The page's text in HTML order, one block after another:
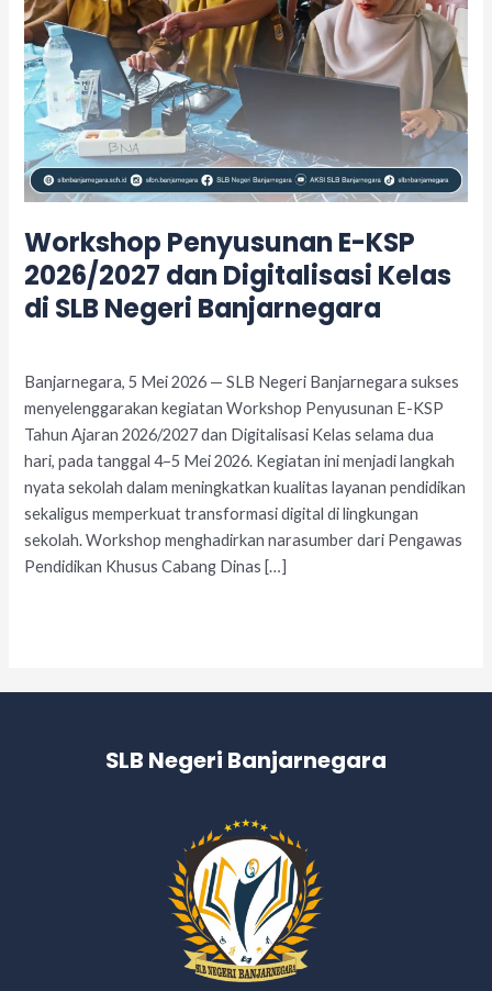
Workshop Penyusunan E-KSP
2026/2027 dan Digitalisasi Kelas
di SLB Negeri Banjarnegara
Banjarnegara, 5 Mei 2026 — SLB Negeri Banjarnegara sukses
menyelenggarakan kegiatan Workshop Penyusunan E-KSP
Tahun Ajaran 2026/2027 dan Digitalisasi Kelas selama dua
hari, pada tanggal 4–5 Mei 2026. Kegiatan ini menjadi langkah
nyata sekolah dalam meningkatkan kualitas layanan pendidikan
sekaligus memperkuat transformasi digital di lingkungan
sekolah. Workshop menghadirkan narasumber dari Pengawas
Pendidikan Khusus Cabang Dinas […]
SLB
Negeri
Banjarnegara
SLB Negeri Banjarnegara